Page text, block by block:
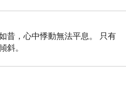
東方金光隱隱，腳步
分
昔，心中悸動無法平息。 只有
斜。